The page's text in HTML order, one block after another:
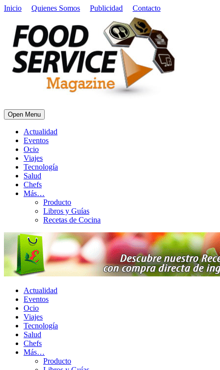
Inicio Quienes Somos Publicidad Contacto
Open Menu
Actualidad
Eventos
Ocio
Viajes
Tecnología
Salud
Chefs
Más…
Producto
Libros y Guías
Recetas de Cocina
Actualidad
Eventos
Ocio
Viajes
Tecnología
Salud
Chefs
Más…
Producto